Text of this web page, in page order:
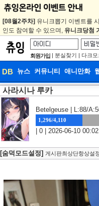
[08월2주차] 유니크뽑기 이벤트를
인도 참여할 수 있으며, 유니크당첨
회원가입 | 분실찾기 | 다크모
DB 뉴스 커뮤니티 애니만화
DB
웹툰 이미지
사라시나 루카
Betelgeuse | L:88/
1,296/4,110
| 0 | 2026-06-10
[숨덕모드설정] 게시판최상단항상설